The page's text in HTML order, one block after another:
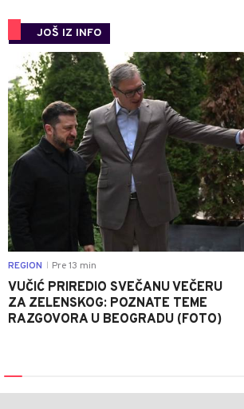
JOŠ IZ INFO
REGION Pre 13 min
VUČIĆ PRIREDIO SVEČANU VEČERU
ZA ZELENSKOG: POZNATE TEME
RAZGOVORA U BEOGRADU (FOTO)